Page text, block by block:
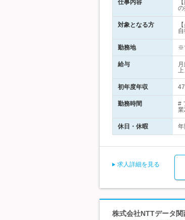
仕事内容
の
対象となる方
勤務地 ※
給与
初年度年収
勤務時間
#
休日・休暇
求人詳細を見る
株式会社NTTデータ